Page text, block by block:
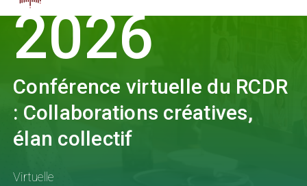
2026
Conférence virtuelle du RCDR
: Collaborations créatives,
élan collectif
Virtuelle